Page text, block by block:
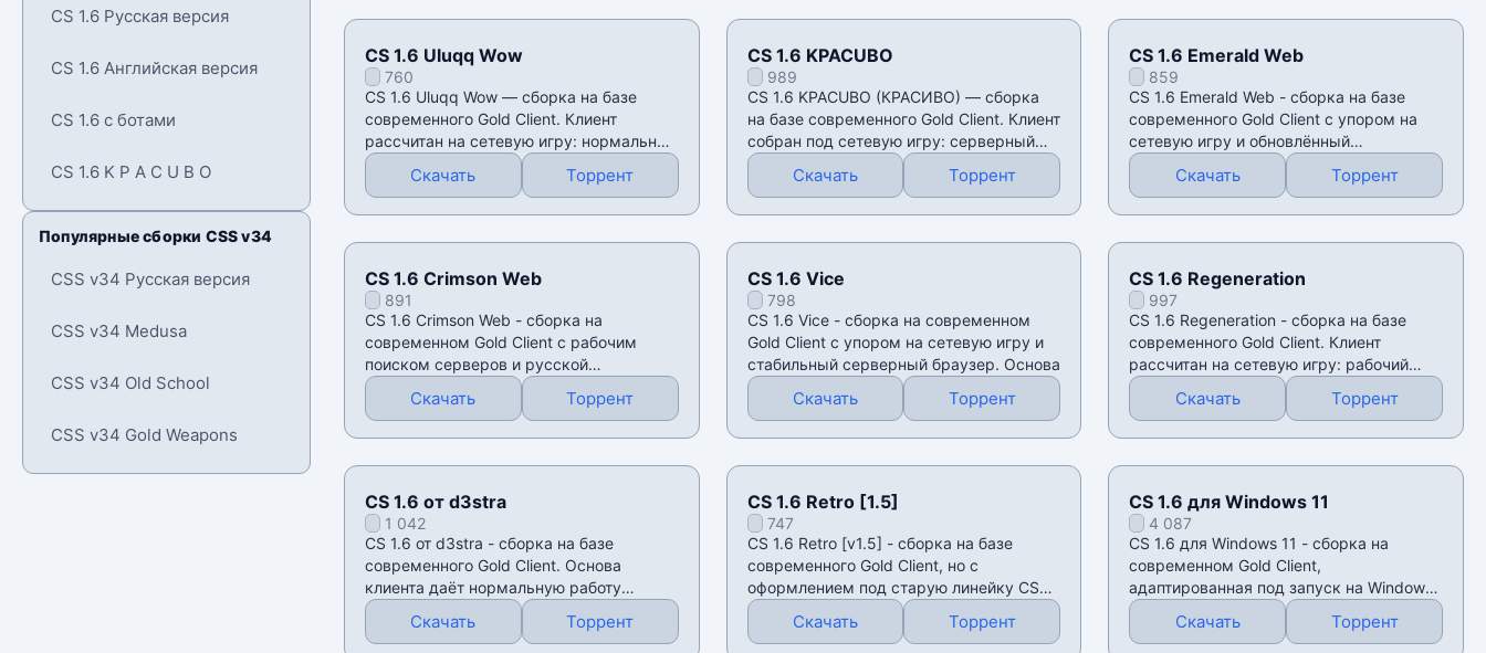
CS 1.6 Русская версия
CS 1.6 Английская версия
CS 1.6 с ботами
CS 1.6 K P A C U B O
Популярные сборки CSS v34
CSS v34 Русская версия
CSS v34 Medusa
CSS v34 Old School
CSS v34 Gold Weapons
CS 1.6 Uluqq Wow
760
CS 1.6 Uluqq Wow — сборка на базе
современного Gold Client. Клиент
рассчитан на сетевую игру: нормальный
серверный
Скачать Торрент
CS 1.6 KPACUBO
989
CS 1.6 KPACUBO (КРАСИВО) — сборка
на базе современного Gold Client. Клиент
собран под сетевую игру: серверный
браузер
Скачать Торрент
CS 1.6 Emerald Web
859
CS 1.6 Emerald Web - сборка на базе
современного Gold Client с упором на
сетевую игру и обновлённый
визуальный пакет.
Скачать Торрент
CS 1.6 Crimson Web
891
CS 1.6 Crimson Web - сборка на
современном Gold Client с рабочим
поиском серверов и русской
локализацией. По механике
Скачать Торрент
CS 1.6 Vice
798
CS 1.6 Vice - сборка на современном
Gold Client с упором на сетевую игру и
стабильный серверный браузер. Основа
Скачать Торрент
CS 1.6 Regeneration
997
CS 1.6 Regeneration - сборка на базе
современного Gold Client. Клиент
рассчитан на сетевую игру: рабочий
поиск
Скачать Торрент
CS 1.6 от d3stra
1 042
CS 1.6 от d3stra - сборка на базе
современного Gold Client. Основа
клиента даёт нормальную работу
поиска серверов и
Скачать Торрент
CS 1.6 Retro [1.5]
747
CS 1.6 Retro [v1.5] - сборка на базе
современного Gold Client, но с
оформлением под старую линейку CS
1.5.
Скачать Торрент
CS 1.6 для Windows 11
4 087
CS 1.6 для Windows 11 - сборка на
современном Gold Client,
адаптированная под запуск на Windows
11. Клиент сохраняет
Скачать Торрент